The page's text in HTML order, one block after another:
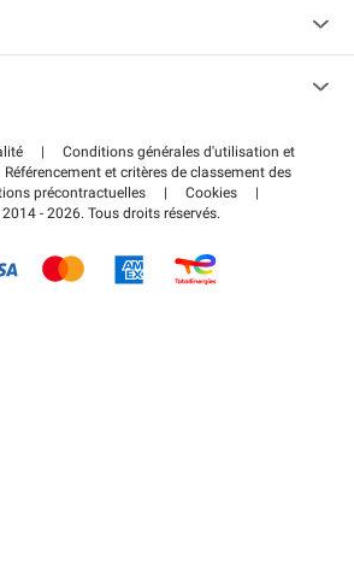
partenaire
FLOW
|
Conditions générales d'utilisation et
Référencement et critères de classement des
précontractuelles | Cookies
|
- 2026. Tous droits réservés.